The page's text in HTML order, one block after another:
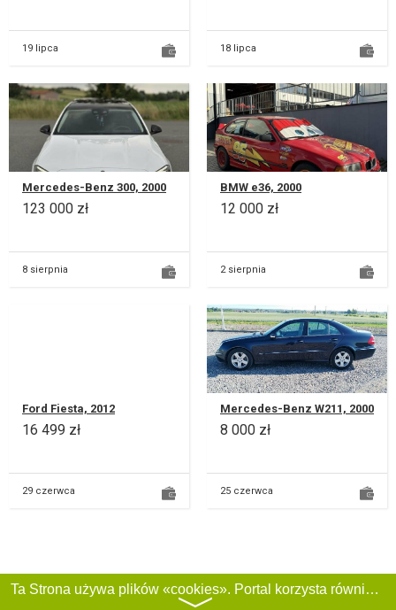
19 lipca 18 lipca
Mercedes-Benz 300, 2000
123 000 zł
8 sierpnia
BMW e36, 2000
12 000 zł
2 sierpnia
Ford Fiesta, 2012
16 499 zł
29 czerwca
Mercedes-Benz W211, 2000
8 000 zł
25 czerwca
Ta Strona używa plików «cookies». Portal korzysta również z serwisu internetowego do zbierania danych technicznych o odwiedzających w celu uzyskania informacji marketingowych i statystycznych. Warunki przetwarzania danych odwiedzających Stronę, patrz:
〉